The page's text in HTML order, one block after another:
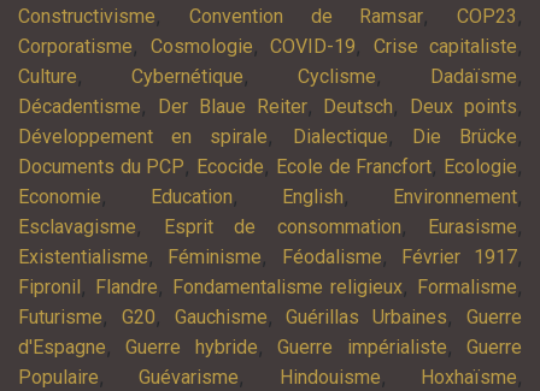
Constructivisme, Convention de Ramsar, COP23 ,
Corporatisme, Cosmologie, COVID-19, Crise capitaliste,
Culture, Cybernétique, Cyclisme, Dadaïsme,
Décadentisme, Der Blaue Reiter, Deutsch, Deux points,
Développement en spirale, Dialectique, Die Brücke,
Documents du PCP, Ecocide, Ecole de Francfort, Ecologie,
Economie, Education, English, Environnement,
Esclavagisme, Esprit de consommation, Eurasisme,
Existentialisme, Féminisme, Féodalisme, Février 1917,
Fipronil , Flandre, Fondamentalisme religieux, Formalisme,
Futurisme, G20, Gauchisme,Guérillas Urbaines,Guerre
d'Espagne,Guerre hybride,Guerre impérialiste,Guerre
Populaire,Guévarisme, Hindouisme, Hoxhaïsme,